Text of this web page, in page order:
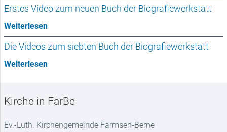
Erstes Video zum neuen Buch der Biografiewerkstatt
Weiterlesen
Die Videos zum siebten Buch der Biografiewerkstatt
Weiterlesen
Kirche in FarBe
Ev.-Luth. Kirchengemeinde Farmsen-Berne